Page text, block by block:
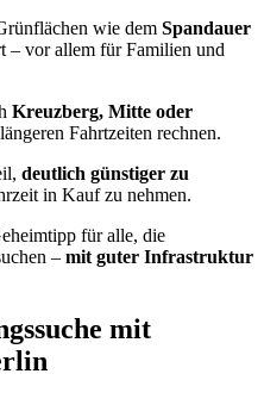
wie dem Spandauer
– vor allem für Familien und
Kreuzberg, Mitte oder
Fahrtzeiten rechnen.
deutlich günstiger zu
in Kauf zu nehmen.
für alle, die
– mit guter Infrastruktur
mit